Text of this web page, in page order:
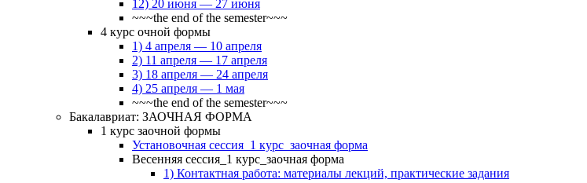
12) 20 июня — 27 июня
~~~the end of the semester~~~
4 курс очной формы
1) 4 апреля — 10 апреля
2) 11 апреля — 17 апреля
3) 18 апреля — 24 апреля
4) 25 апреля — 1 мая
~~~the end of the semester~~~
Бакалавриат: ЗАОЧНАЯ ФОРМА
1 курс заочной формы
Установочная сессия_1 курс_заочная форма
Весенняя сессия_1 курс_заочная форма
1) Контактная работа: материалы лекций, практические задания